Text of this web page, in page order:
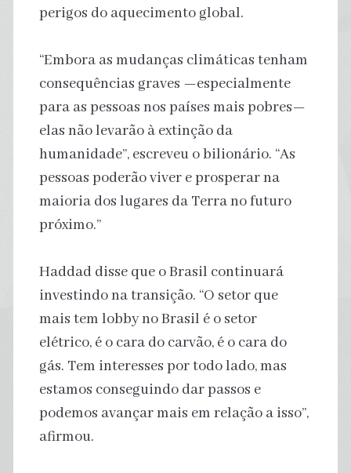
perigos do aquecimento global.
“Embora as mudanças climáticas tenham
consequências graves —especialmente
para as pessoas nos países mais pobres—
elas não levarão à extinção da
humanidade”, escreveu o bilionário. “As
pessoas poderão viver e prosperar na
maioria dos lugares da Terra no futuro
próximo.”
Haddad disse que o Brasil continuará
investindo na transição. “O setor que
mais tem lobby no Brasil é o setor
elétrico, é o cara do carvão, é o cara do
gás. Tem interesses por todo lado, mas
estamos conseguindo dar passos e
podemos avançar mais em relação a isso”,
afirmou.